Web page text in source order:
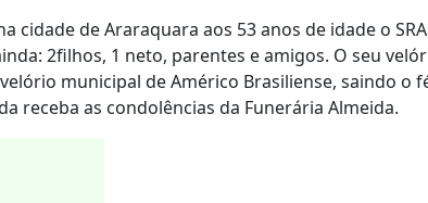
cidade de Araraquara aos 53 anos de idade o SRA.
2filhos, 1 neto, parentes e amigos. O seu
municipal de Américo Brasiliense, saindo o
receba as condolências da Funerária Almeida.